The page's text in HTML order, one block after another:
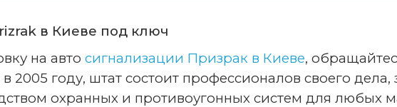
в Киеве под ключ
на автосигнализации Призрак в Киеве,
2005 году, штат состоит профессионалов своего
охранных и противоугонных систем для любых